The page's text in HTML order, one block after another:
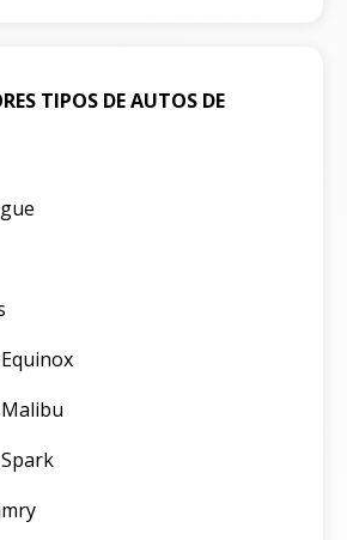
TIPOS DE AUTOS DE